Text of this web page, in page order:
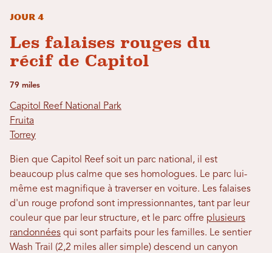
Jour 4
Les falaises rouges du
récif de Capitol
79 miles
Capitol Reef National Park
Fruita
Torrey
Bien que Capitol Reef soit un parc national, il est
beaucoup plus calme que ses homologues. Le parc lui-
même est magnifique à traverser en voiture. Les falaises
d'un rouge profond sont impressionnantes, tant par leur
couleur que par leur structure, et le parc offre plusieurs
randonnées qui sont parfaits pour les familles. Le sentier
Wash Trail (2,2 miles aller simple) descend un canyon